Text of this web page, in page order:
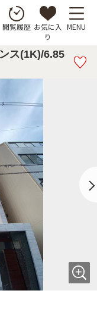
閲覧履歴 お気に入
り
MENU
ス(1K)/6.85